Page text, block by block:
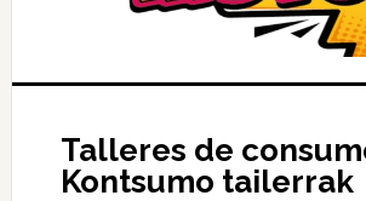
Talleres de
Kontsumo tailerrak